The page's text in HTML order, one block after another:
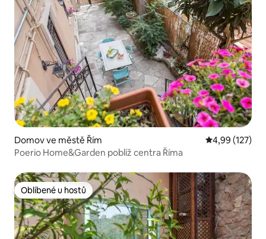
Domov ve městě Řím Průměrné
4,99 (127)
Poerio Home&Garden poblíž centra Říma
Oblíbené u hostů
Oblíbené u hostů